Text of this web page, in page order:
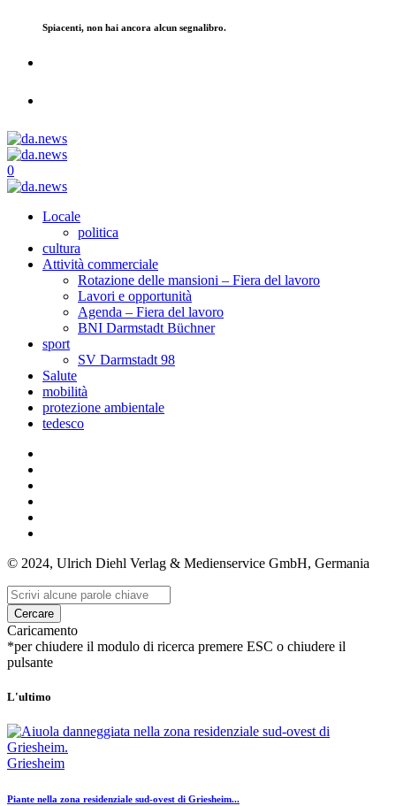
Spiacenti, non hai ancora alcun segnalibro.
0
Locale
politica
cultura
Attività commerciale
Rotazione delle mansioni – Fiera del lavoro
Lavori e opportunità
Agenda – Fiera del lavoro
BNI Darmstadt Büchner
sport
SV Darmstadt 98
Salute
mobilità
protezione ambientale
tedesco
© 2024, Ulrich Diehl Verlag & Medienservice GmbH, Germania
Cercare
Caricamento
*per chiudere il modulo di ricerca premere ESC o chiudere il
pulsante
L'ultimo
Griesheim
Piante nella zona residenziale sud-ovest di Griesheim...